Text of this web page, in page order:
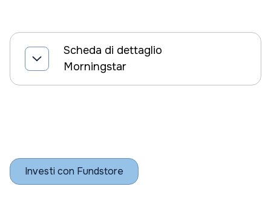
Scheda di dettaglio
Morningstar
Investi con Fundstore